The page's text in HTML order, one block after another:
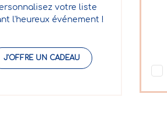
votre liste
l'heureux événement !
J'OFFRE UN CADEAU